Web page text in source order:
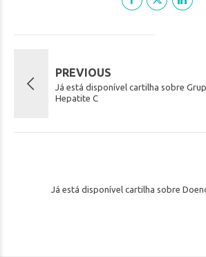
PREVIOUS
Já está disponível cartilha sobre
Hepatite C
Já está disponível cartilha sobre